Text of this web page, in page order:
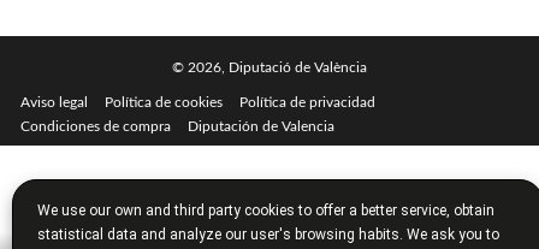
© 2026, Diputació de València
Aviso legal Política de cookies
Política de privacidad
Condiciones de compra
Diputación de Valencia
We use our own and third party cookies to offer a better service, obtain
statistical data and analyze our user's browsing habits. We ask you to